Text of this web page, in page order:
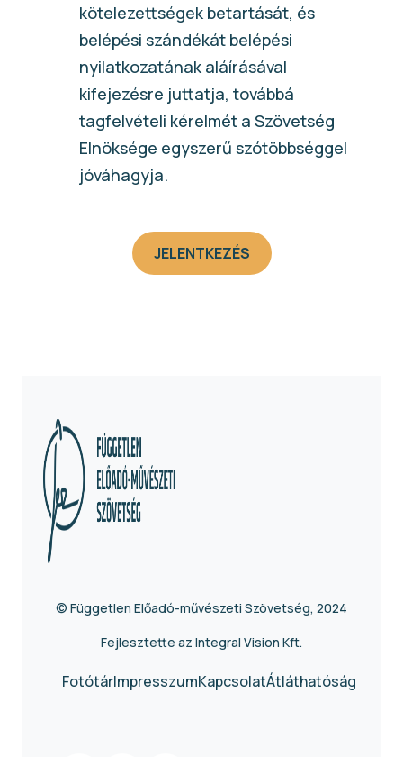
kötelezettségek betartását, és
belépési szándékát belépési
nyilatkozatának aláírásával
kifejezésre juttatja, továbbá
tagfelvételi kérelmét a Szövetség
Elnöksége egyszerű szótöbbséggel
jóváhagyja.
JELENTKEZÉS
© Független Előadó-művészeti Szövetség, 2024
Fejlesztette az Integral Vision Kft.
FotótárImpresszumKapcsolatÁtláthatóság